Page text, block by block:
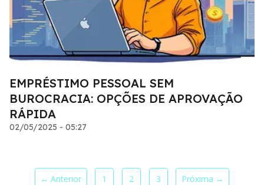
EMPRÉSTIMO PESSOAL SEM
BUROCRACIA: OPÇÕES DE APROVAÇÃO
RÁPIDA
02/05/2025 - 05:27
← Anterior 1 2 3 Próxima →